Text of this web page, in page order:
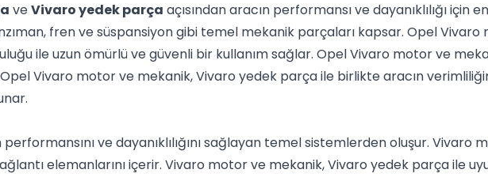
veVivaro yedek parça açısından aracın performansı ve dayanıklılığı için
fren ve süspansiyon gibi temel mekanik parçaları kapsar. Opel
ile uzun ömürlü ve güvenli bir kullanım sağlar. Opel Vivaro motor ve
Vivaro motor ve mekanik, Vivaro yedek parça ile birlikte aracın
ve dayanıklılığını sağlayan temel sistemlerden oluşur. Vivaro
elemanlarını içerir. Vivaro motor ve mekanik, Vivaro yedek parça ile